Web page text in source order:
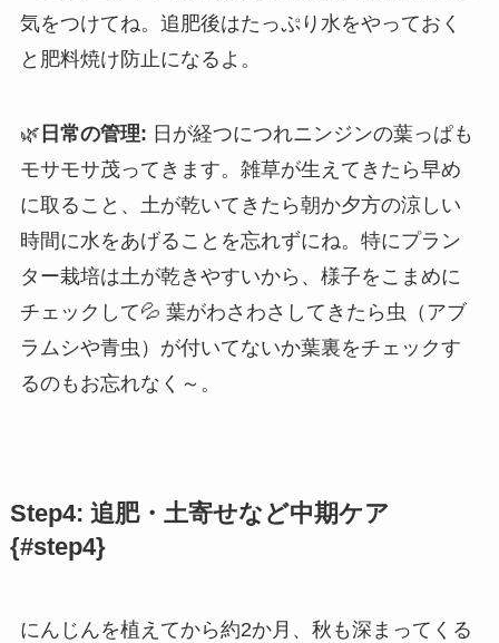
気をつけてね。追肥後はたっぷり水をやっておく
と肥料焼け防止になるよ。
🌿 日常の管理: 日が経つにつれニンジンの葉っぱも
モサモサ茂ってきます。雑草が生えてきたら早め
に取ること、土が乾いてきたら朝か夕方の涼しい
時間に水をあげることを忘れずにね。特にプラン
ター栽培は土が乾きやすいから、様子をこまめに
チェックして💦 葉がわさわさしてきたら虫（アブ
ラムシや青虫）が付いてないか葉裏をチェックす
るのもお忘れなく～。
Step4: 追肥・土寄せなど中期ケア
{#step4}
にんじんを植えてから約2か月、秋も深まってくる